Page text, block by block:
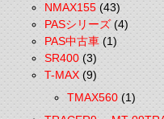
NMAX155(43)
PASシリーズ(4)
PAS中古車(1)
SR400(3)
T-MAX(9)
TMAX560(1)